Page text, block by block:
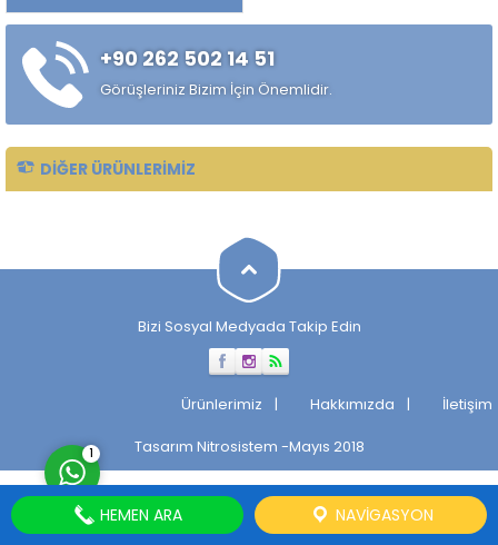
+90 262 502 14 51
Görüşleriniz Bizim İçin Önemlidir.
DIĞER ÜRÜNLERIMIZ
Bizi Sosyal Medyada Takip Edin
Ürünlerimiz Hakkımızda
İletişim
Tasarım Nitrosistem -Mayıs 2018
Cevap Yaz
1
HEMEN ARA NAVIGASYON